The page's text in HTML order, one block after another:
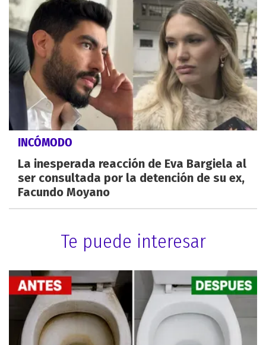
INCÓMODO
La inesperada reacción de Eva Bargiela al
ser consultada por la detención de su ex,
Facundo Moyano
Te puede interesar